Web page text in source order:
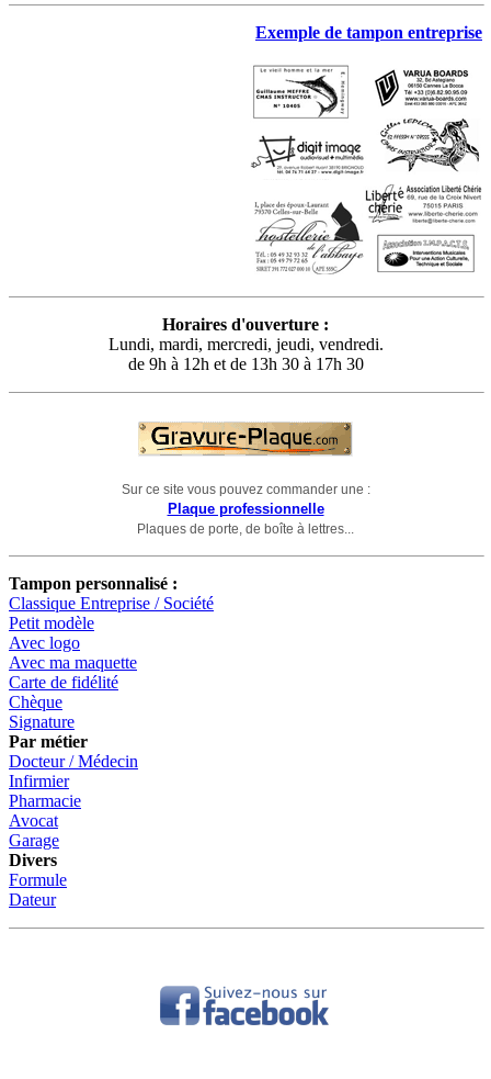
Exemple de tampon entreprise
Horaires d'ouverture :
Lundi, mardi, mercredi, jeudi, vendredi.
de 9h à 12h et de 13h 30 à 17h 30
Sur ce site vous pouvez commander une :
Plaque professionnelle
Plaques de porte, de boîte à lettres...
Tampon personnalisé :
Classique Entreprise / Société
Petit modèle
Avec logo
Avec ma maquette
Carte de fidélité
Chèque
Signature
Par métier
Docteur / Médecin
Infirmier
Pharmacie
Avocat
Garage
Divers
Formule
Dateur